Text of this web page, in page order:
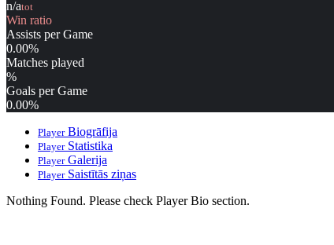
n/atot
Win ratio
Assists per Game
0.00%
Matches played
%
Goals per Game
0.00%
PlayerBiogrāfija
PlayerStatistika
PlayerGalerija
PlayerSaistītās ziņas
Nothing Found. Please check Player Bio section.